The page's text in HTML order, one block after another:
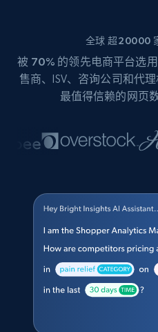
全球 超20000
被 70% 的领先电商平台选
售商、ISV、咨询公司和代
最值得信赖的网页